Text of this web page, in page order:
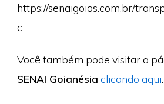
https://senaigoias.com.br/
c.
Você também pode visitar a
SENAI Goianésia clicando aqui